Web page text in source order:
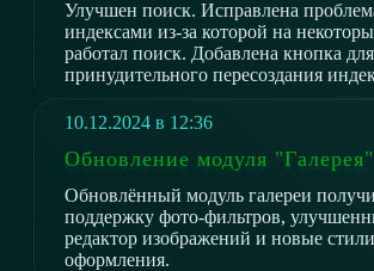
Улучшен поиск. Исправлена
индексами из-за которой на
работал поиск. Добавлена кнопка для
принудительного пересоздания
10.12.2024 в 12:36
Обновление модуля "Галерея"
Обновлённый модуль галереи
поддержку фото-фильтров,
редактор изображений и новые стили
оформления.